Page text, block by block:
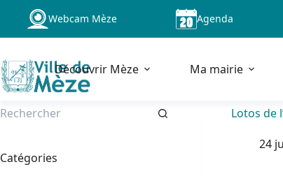
Passer
contenu
Webcam Mèze Agenda
Découvrir Mèze Ma mairie
Lotos de
24
Catégories